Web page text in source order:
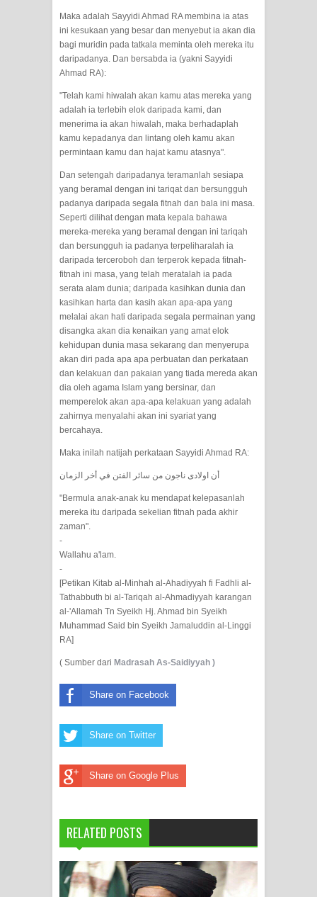
TURUT MENJADI KUAT
TASAWUF: BUKAN AJARAN PELIK,
TETAPI JALAN MEMBERSIHKAN
HATI
"Kotoran Yang Paling Bahaya Bukan
Secara Biologis Manusia itu Sama,
Dengan Tingkat Kesadaran yang
Berbeda
WAHDATUL WUJUD, WAHDATU
SYUHUD, DAN MANUNGGALING
KAWULA GUSTI
WAHDATUL WUJUD ITU APA..??
Maka adalah Sayyidi Ahmad RA membina ia atas
ini kesukaan yang besar dan menyebut ia akan dia
bagi muridin pada tatkala meminta oleh mereka itu
daripadanya. Dan bersabda ia (yakni Sayyidi
Ahmad RA):
"Telah kami hiwalah akan kamu atas mereka yang
adalah ia terlebih elok daripada kami, dan
menerima ia akan hiwalah, maka berhadaplah
kamu kepadanya dan lintang oleh kamu akan
permintaan kamu dan hajat kamu atasnya".
Dan setengah daripadanya teramanlah sesiapa
yang beramal dengan ini tariqat dan bersungguh
padanya daripada segala fitnah dan bala ini masa.
Seperti dilihat dengan mata kepala bahawa
mereka-mereka yang beramal dengan ini tariqah
dan bersungguh ia padanya terpeliharalah ia
daripada terceroboh dan terperok kepada fitnah-
fitnah ini masa, yang telah meratalah ia pada
serata alam dunia; daripada kasihkan dunia dan
kasihkan harta dan kasih akan apa-apa yang
melalai akan hati daripada segala permainan yang
disangka akan dia kenaikan yang amat elok
kehidupan dunia masa sekarang dan menyerupa
akan diri pada apa apa perbuatan dan perkataan
dan kelakuan dan pakaian yang tiada mereda akan
dia oleh agama Islam yang bersinar, dan
memperelok akan apa-apa kelakuan yang adalah
zahirnya menyalahi akan ini syariat yang
bercahaya.
Maka inilah natijah perkataan Sayyidi Ahmad RA:
أن اولادی ناجون من سائر الفتن في أخر الزمان
"Bermula anak-anak ku mendapat kelepasanlah
mereka itu daripada sekelian fitnah pada akhir
zaman".
-
Wallahu a'lam.
-
[Petikan Kitab al-Minhah al-Ahadiyyah fi Fadhli al-
Tathabbuth bi al-Tariqah al-Ahmadiyyah karangan
al-'Allamah Tn Syeikh Hj. Ahmad bin Syeikh
Muhammad Said bin Syeikh Jamaluddin al-Linggi
RA]
( Sumber dari Madrasah As-Saidiyyah )
Share on Facebook
Share on Twitter
Share on Google Plus
RELATED POSTS